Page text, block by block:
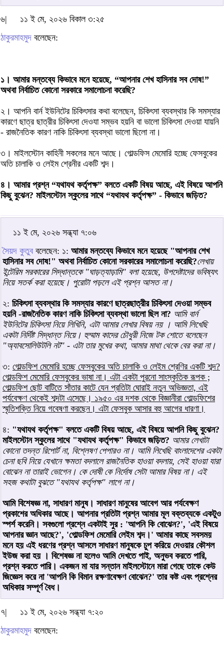
৬|
১১ ই মে, ২০২৬ বিকাল ৩:২৫
ঠাকুরমাহমুদ বলেছেন:
১। আমার মন্তব্যে কিভাবে মনে হয়েছে, “আপনার শেখ হাসিনার সব দোষ!”
অথবা নির্বাচিত কোনো সরকারে সমালোচনা করেছি?
২। আপনি বার্ন ইউনিটের চিকিৎসার কথা বলেছেন, চিকিৎসা ব্যবস্থার কি সমস্যার
কারণে ছাত্র ছাত্রীর চিকিৎসা দেওযা সম্ভব হয়নি বা ভালো চিকিৎসা দেওয়া যায়নি
- রাজনৈতিক কারণ নাকি চিকিৎসা ব্যবস্থা ভালো ছিলো না।
৩। মাইলস্টোন কাহিনী সকলের মনে আছে। গোল্ডফিস মেমোরি হচ্ছে ফেসবুকের
অতি চালাকি ও লেইম শ্রেনীর একটি শব্দ।
৪। আমার প্রশ্ন “যথাযথ কর্তৃপক্ষ” বলতে একটি বিষয় আছে, এই বিষয়ে আপনি
কিছু বুঝেন? মাইলস্টোন স্কুলের সাথে “যথাযথ কর্তৃপক্ষ” - কিভাবে জড়িত?
১১ ই মে, ২০২৬ সন্ধ্যা ৭:০৬
সৈয়দ কুতুব বলেছেন: ১: আমার মন্তব্যে কিভাবে মনে হয়েছে "আপনার শেখ
হাসিনার সব দোষ!" অথবা নির্বাচিত কোনো সরকারের সমালোচনা করেছি?লেখায়
ইন্টেরিম সরকারের সিদ্ধান্তকে "ঘাড়ত্যাড়ামি" বলা হয়েছে, উপদেষ্টাদের ভবিষ্যৎ
নিয়ে সতর্ক করা হয়েছে। পুরোটা পড়লে এই প্রশ্ন আসত না।
২: চিকিৎসা ব্যবস্থার কি সমস্যার কারণে ছাত্রছাত্রীর চিকিৎসা দেওয়া সম্ভব
হয়নি -রাজনৈতিক কারণ নাকি চিকিৎসা ব্যবস্থা ভালো ছিল না? আমি বার্ন
ইউনিটের চিকিৎসা নিয়ে লিখিনি, এটা আমার লেখার বিষয় নয় । আমি লিখেছি
একটা নির্দিষ্ট সিদ্ধান্ত নিয়ে। হুম্মাম কাদের চৌধুরী নিজে টক শোতে বলেছেন
"অ্যাবসোলিউটলি নট" - এটা তার মুখের কথা, আমার মাথা থেকে বের করা না।
৩: গোল্ডফিশ মেমোরি হচ্ছে ফেসবুকের অতি চালাকি ও লেইম শ্রেণির একটি শব্দ?
গোল্ডফিশ মেমোরি ফেসবুকের ভাষা না। এটা একটা পুরনো সাংস্কৃতিক রূপক ;
গোল্ডফিশ ছোট বাটিতে সাঁতার কাটে যেন প্রতিটা ঘোরাই নতুন অভিজ্ঞতা, এই
পর্যবেক্ষণ থেকেই শব্দটা এসেছে। ১৯৫০ এর দশক থেকে বিজ্ঞানীরা গোল্ডফিশের
স্মৃতিশক্তি নিয়ে গবেষণা করছেন। এটা ফেসবুক আসার বহু আগের ধারণা।
৪: "যথাযথ কর্তৃপক্ষ" বলতে একটি বিষয় আছে, এই বিষয়ে আপনি কিছু বুঝেন?
মাইলস্টোন স্কুলের সাথে "যথাযথ কর্তৃপক্ষ" কিভাবে জড়িত? আমার লেখাটা
কোনো তদন্ত রিপোর্ট না, বিশ্লেষণ পেপারও না। আমি লিখেছি বাংলাদেশের একটা
চেনা ছবি নিয়ে যেখানে ক্ষমতা বদলালে রাজনৈতিক হাওয়া বদলায়, সেই হাওয়া যারা
বোঝেন না তারাই ভোগেন। কে দোষী কে নির্দোষ সেটা আমার বিষয় না। এই
সহজ কথাটা বুঝতে "যথাযথ কর্তৃপক্ষ" লাগে না।
আমি বিশেষজ্ঞ না, সাধারণ মানুষ। সাধারণ মানুষের আবেগ আর পর্যবেক্ষণ
প্রকাশের অধিকার আছে। আপনার প্রতিটা প্রশ্ন আমার মূল বক্তব্যকে একটুও
স্পর্শ করেনি। সবগুলো প্রশ্নে একটাই সুর : 'আপনি কি বোঝেন?', 'এই বিষয়ে
আপনার জ্ঞান আছে?', 'গোল্ডফিশ মেমোরি লেইম শব্দ।' আমার কাছে সবসময়
মনে হয় এই ধরণের প্রশ্ন আসলে সাধারণ মানুষকে চুপ করিয়ে দেওয়ার কৌশল
ইউজ করা হয় । বিশেষজ্ঞ না হলেও আমি দেখতে পাই, অনুভব করতে পারি,
প্রশ্ন করতে পারি। একজন মা যার সন্তান মাইলস্টোনে মারা গেছে তাকে কেউ
জিজ্ঞেস করে না 'আপনি কি বিমান রক্ষণাবেক্ষণ বোঝেন?' তার কষ্ট এবং প্রশ্নের
অধিকার সম্পূর্ণ বৈধ।
৭|
১১ ই মে, ২০২৬ সন্ধ্যা ৭:২০
ঠাকুরমাহমুদ বলেছেন: